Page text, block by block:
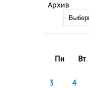
Архив
Пн
Вт
3
4